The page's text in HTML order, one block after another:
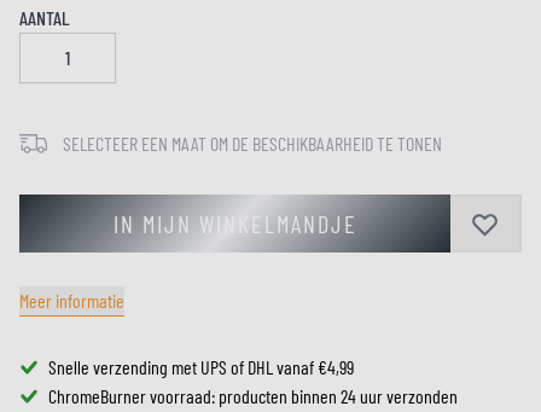
AANTAL
SELECTEER EEN MAAT OM DE BESCHIKBAARHEID TE TONEN
IN MIJN WINKELMANDJE
Meer informatie
Snelle verzending met UPS of DHL vanaf €4,99
ChromeBurner voorraad: producten binnen 24 uur verzonden